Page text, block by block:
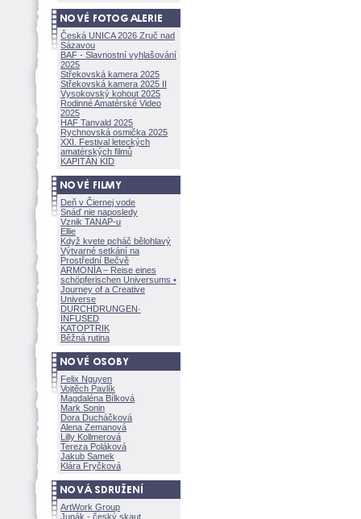
Česká UNICA 2026 Zruč nad
Sázavou
BAF - Slavnostní vyhlašování
2025
Střekovská kamera 2025
Střekovská kamera 2025 II
Vysokovský kohout 2025
Rodinné Amatérské Video
2025
HAF Tanvald 2025
Rychnovská osmička 2025
XXI. Festival leteckých
amatérských filmů
KAPITÁN KID
Deň v Čiernej vode
Snáď nie naposledy
Vznik TANAP-u
Ellie
Když kvete pcháč bělohlavý
Výtvarné setkání na
Prostřední Bečvě
ARMONÍA – Reise eines
schöpferischen Universums •
Journey of a Creative
Universe
DURCHDRUNGEN·
INFUSED
KATOPTRIK
Běžná rutina
Felix Nguyen
Vojtěch Pavlík
Magdaléna Bílkov
Mark Sonin
Dora Ducháčkov
Alena Zemanov
Lilly Kollmerov
Tereza Polákov
Jakub Samek
Klára Fryčkov
ArtWork Group
Junák - český skaut,